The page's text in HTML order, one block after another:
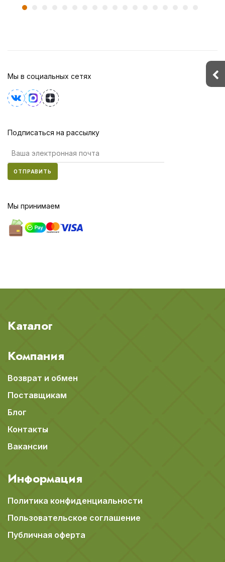
Мы в социальных сетях
Подписаться на рассылку
ОТПРАВИТЬ
Мы принимаем
Каталог
Компания
Возврат и обмен
Поставщикам
Блог
Контакты
Вакансии
Информация
Политика конфиденциальности
Пользовательское соглашение
Публичная оферта